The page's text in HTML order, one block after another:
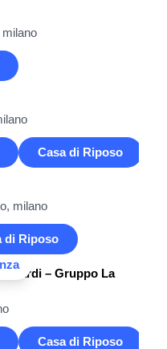
Casa di Riposo
milano
di Riposo
– Gruppo La
Casa di Riposo